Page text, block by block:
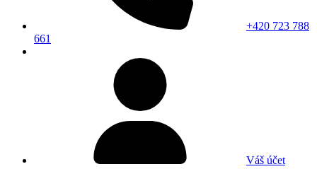
+420 723 788
661
Váš účet